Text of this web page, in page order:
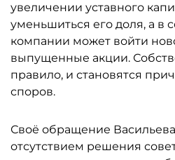
увеличении уставного
уменьшиться его доля, а в
компании может войти
выпущенные акции.
правило, и становятся
споров.
Своё обращение
отсутствием решения